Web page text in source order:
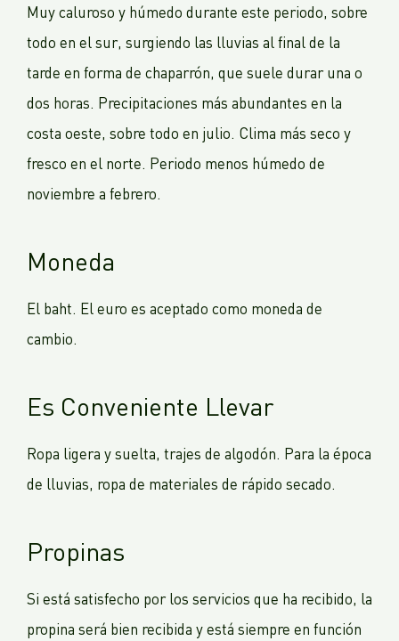
Muy caluroso y húmedo durante este periodo, sobre
todo en el sur, surgiendo las lluvias al final de la
tarde en forma de chaparrón, que suele durar una o
dos horas. Precipitaciones más abundantes en la
costa oeste, sobre todo en julio. Clima más seco y
fresco en el norte. Periodo menos húmedo de
noviembre a febrero.
Moneda
El baht. El euro es aceptado como moneda de
cambio.
Es Conveniente Llevar
Ropa ligera y suelta, trajes de algodón. Para la época
de lluvias, ropa de materiales de rápido secado.
Propinas
Si está satisfecho por los servicios que ha recibido, la
propina será bien recibida y está siempre en función